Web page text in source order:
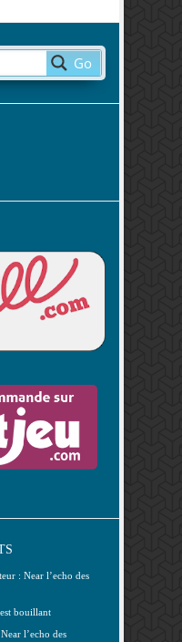
Go
: Near l’echo des
bouillant
l’echo des